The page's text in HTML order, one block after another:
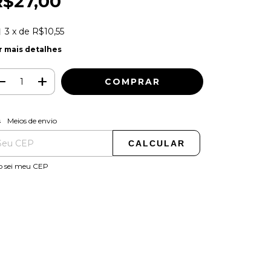
3 x de R$10,55
mais detalhes
para o CEP:
Meios de envio
CALCULAR
sei meu CEP